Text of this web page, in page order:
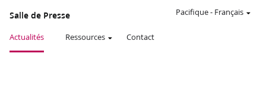
Salle de Presse
Actualités Ressources Contact
Pacifique- Français